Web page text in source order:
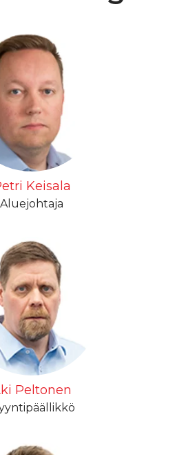
Keisala
Aluejohtaja
Peltonen